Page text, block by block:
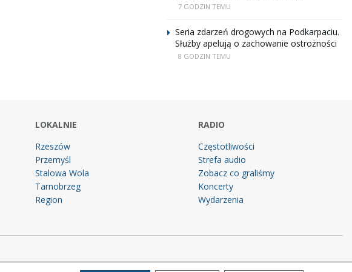
7 GODZIN TEMU
Seria zdarzeń drogowych na Podkarpaciu.
Służby apelują o zachowanie ostrożności
8 GODZIN TEMU
LOKALNIE
Rzeszów
Przemyśl
Stalowa Wola
Tarnobrzeg
Region
RADIO
Częstotliwości
Strefa audio
Zobacz co graliśmy
Koncerty
Wydarzenia